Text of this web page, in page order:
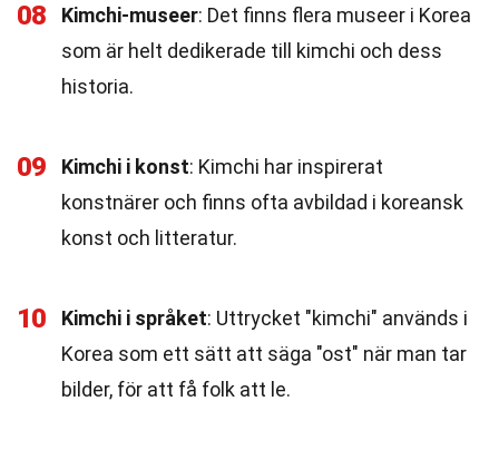
08 Kimchi-museer: Det finns flera museer i Korea
som är helt dedikerade till kimchi och dess
historia.
09 Kimchi i konst: Kimchi har inspirerat
konstnärer och finns ofta avbildad i koreansk
konst och litteratur.
10 Kimchi i språket: Uttrycket "kimchi" används i
Korea som ett sätt att säga "ost" när man tar
bilder, för att få folk att le.